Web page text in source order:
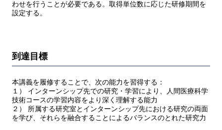
わせを行うことが必要である。取得単位数に応じた研修期間を
設定する。
到達目標
本講義を履修することで、次の能力を習得する：
１） インターンシップ先での研究・学習により、人間医療科学
技術コースの学習内容をより深く理解する能力
２） 所属する研究室とインターンシップ先における研究の両面
を学び、それらを融合することによるバランスのとれた研究力